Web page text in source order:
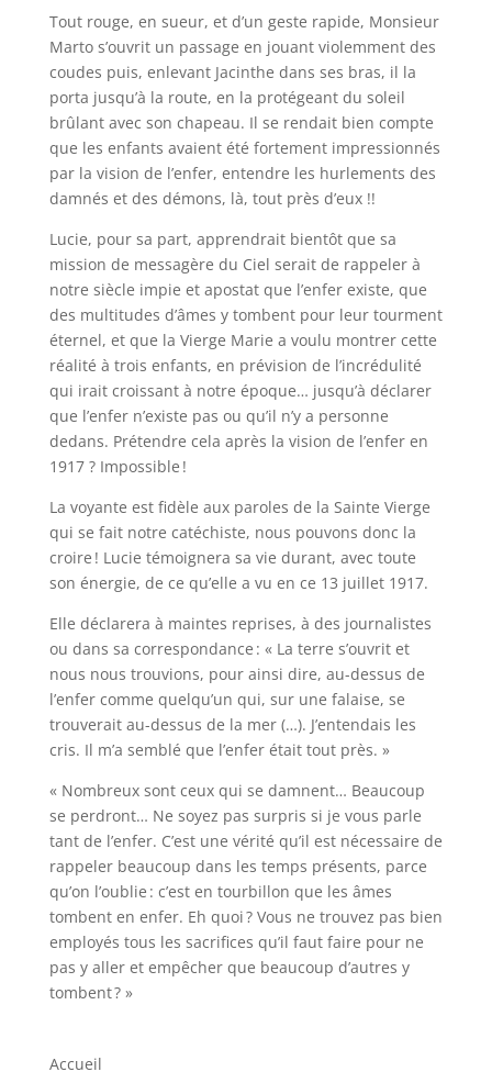
Tout rouge, en sueur, et d’un geste rapide, Monsieur
Marto s’ouvrit un passage en jouant violemment des
coudes puis, enlevant Jacinthe dans ses bras, il la
porta jusqu’à la route, en la protégeant du soleil
brûlant avec son chapeau. Il se rendait bien compte
que les enfants avaient été fortement impressionnés
par la vision de l’enfer, entendre les hurlements des
damnés et des démons, là, tout près d’eux !!
Lucie, pour sa part, apprendrait bientôt que sa
mission de messagère du Ciel serait de rappeler à
notre siècle impie et apostat que l’enfer existe, que
des multitudes d’âmes y tombent pour leur tourment
éternel, et que la Vierge Marie a voulu montrer cette
réalité à trois enfants, en prévision de l’incrédulité
qui irait croissant à notre époque… jusqu’à déclarer
que l’enfer n’existe pas ou qu’il n’y a personne
dedans. Prétendre cela après la vision de l’enfer en
1917 ? Impossible !
La voyante est fidèle aux paroles de la Sainte Vierge
qui se fait notre catéchiste, nous pouvons donc la
croire ! Lucie témoignera sa vie durant, avec toute
son énergie, de ce qu’elle a vu en ce 13 juillet 1917.
Elle déclarera à maintes reprises, à des journalistes
ou dans sa correspondance : « La terre s’ouvrit et
nous nous trouvions, pour ainsi dire, au-dessus de
l’enfer comme quelqu’un qui, sur une falaise, se
trouverait au-dessus de la mer (…). J’entendais les
cris. Il m’a semblé que l’enfer était tout près. »
« Nombreux sont ceux qui se damnent… Beaucoup
se perdront… Ne soyez pas surpris si je vous parle
tant de l’enfer. C’est une vérité qu’il est nécessaire de
rappeler beaucoup dans les temps présents, parce
qu’on l’oublie : c’est en tourbillon que les âmes
tombent en enfer. Eh quoi ? Vous ne trouvez pas bien
employés tous les sacrifices qu’il faut faire pour ne
pas y aller et empêcher que beaucoup d’autres y
tombent ? »
Accueil